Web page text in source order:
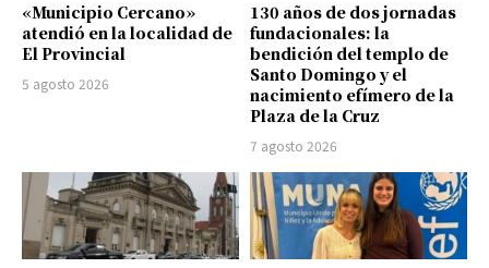
«Municipio Cercano»
atendió en la localidad de
El Provincial
5 agosto 2026
130 años de dos jornadas
fundacionales: la
bendición del templo de
Santo Domingo y el
nacimiento efímero de la
Plaza de la Cruz
7 agosto 2026